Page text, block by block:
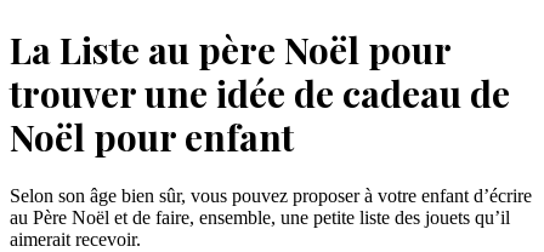
La Liste au père Noël pour
trouver une idée de cadeau de
Noël pour enfant
Selon son âge bien sûr, vous pouvez proposer à votre enfant d’écrire
au Père Noël et de faire, ensemble, une petite liste des jouets qu’il
aimerait recevoir.